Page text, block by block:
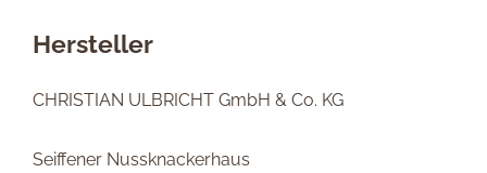
Hersteller
CHRISTIAN ULBRICHT GmbH & Co. KG
Seiffener Nussknackerhaus